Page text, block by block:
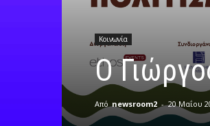
Κοινωνία
Ο
Από newsroom2 - 20 Μαΐου